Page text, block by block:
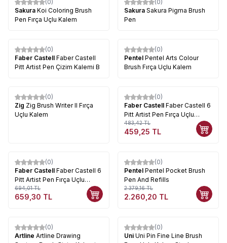
(0)
Sakura Koi Coloring Brush
Pen Fırça Uçlu Kalem
(0)
Sakura Sakura Pigma Brush
Pen
(0)
Faber Castell Faber Castell
Pitt Artist Pen Çizim Kalemi B
(0)
Pentel Pentel Arts Colour
Brush Fırça Uçlu Kalem
(0)
Zig Zig Brush Writer II Fırça
Uçlu Kalem
%5
(0)
Faber Castell Faber Castell 6
Pitt Artist Pen Fırça Uçlu
Kalem Basic Tones
483,42TL
459,25 TL
%5
(0)
Faber Castell Faber Castell 6
Pitt Artist Pen Fırça Uçlu
Kalem Terra Tones
694,01TL
659,30 TL
%5
(0)
Pentel Pentel Pocket Brush
Pen And Refills
2.379,16TL
2.260,20 TL
(0)
Artline Artline Drawing
(0)
Uni Uni Pin Fine Line Brush